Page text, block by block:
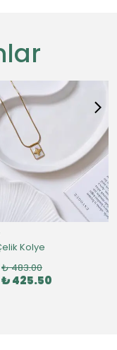
Kolye
₺ 483.00
₺ 425.50